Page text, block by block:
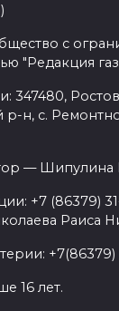
с
"Редакция
347480,
н, с.
— Шипулина
+7 (86379)
Раиса
+7(86379)
16 лет.